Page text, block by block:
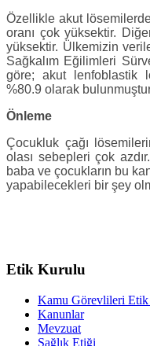
Özellikle akut
oranı çok yüksektir.
yüksektir. Ülkemizin
Sağkalım Eğilimleri
göre; akut lenfoblastik
%80.9 olarak
Önleme
Çocukluk çağı
olası sebepleri çok
baba ve çocukların bu
yapabilecekleri bir şey
Etik Kurulu
Kamu Görevlileri Etik
Kanunlar
Mevzuat
Sağlık Etiği